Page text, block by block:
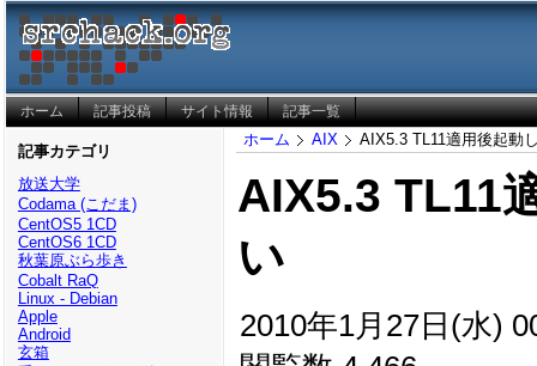
ホーム 記事投稿 サイト情報 記事一覧
記事カテゴリ
放送大学
Codama (こだま)
CentOS5 1CD
CentOS6 1CD
秋葉原ぶら歩き
Cobalt RaQ
Linux - Debian
Apple
Android
玄箱
ホーム AIX AIX5.3 TL11適用後起動
AIX5.3 TL11
い
2010年1月27日(水)